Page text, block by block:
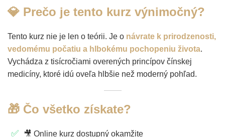
💎 Prečo je tento kurz výnimočný?
Tento kurz nie je len o teórii. Je o návrate k prirodzenosti,
vedomému počatiu a hlbokému pochopeniu života.
Vychádza z tisícročiami overených princípov čínskej
medicíny, ktoré idú oveľa hlbšie než moderný pohľad.
🎁 Čo všetko získate?
🎥 Online kurz dostupný okamžite